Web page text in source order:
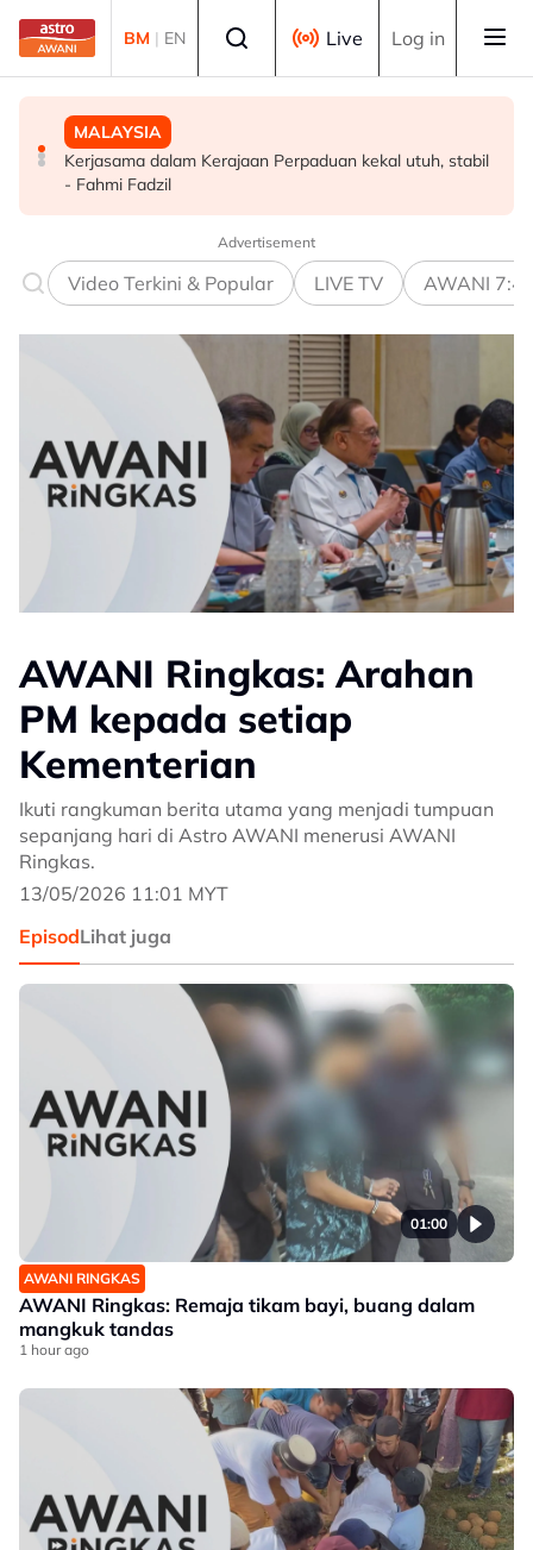
Skip to main content
BM | EN Live Log in
DUNIA
Gelombang haba: Rakyat Britain tidur di dapur, ambil
cuti
MALAYSIA
Kerjasama dalam Kerajaan Perpaduan kekal utuh, stabil
- Fahmi Fadzil
SUKAN
Era berakhir: John Cena beri penghormatan kepada AJ
Styles, Brock Lesnar
Advertisement
Video Terkini & Popular LIVE TV AWANI
AWANI Ringkas: Arahan
PM kepada setiap
Kementerian
Ikuti rangkuman berita utama yang menjadi tumpuan
sepanjang hari di Astro AWANI menerusi AWANI
Ringkas.
13/05/2026 11:01 MYT
EpisodLihat juga
01:00
AWANI RINGKAS
AWANI Ringkas: Remaja tikam bayi, buang dalam
mangkuk tandas
1 hour ago